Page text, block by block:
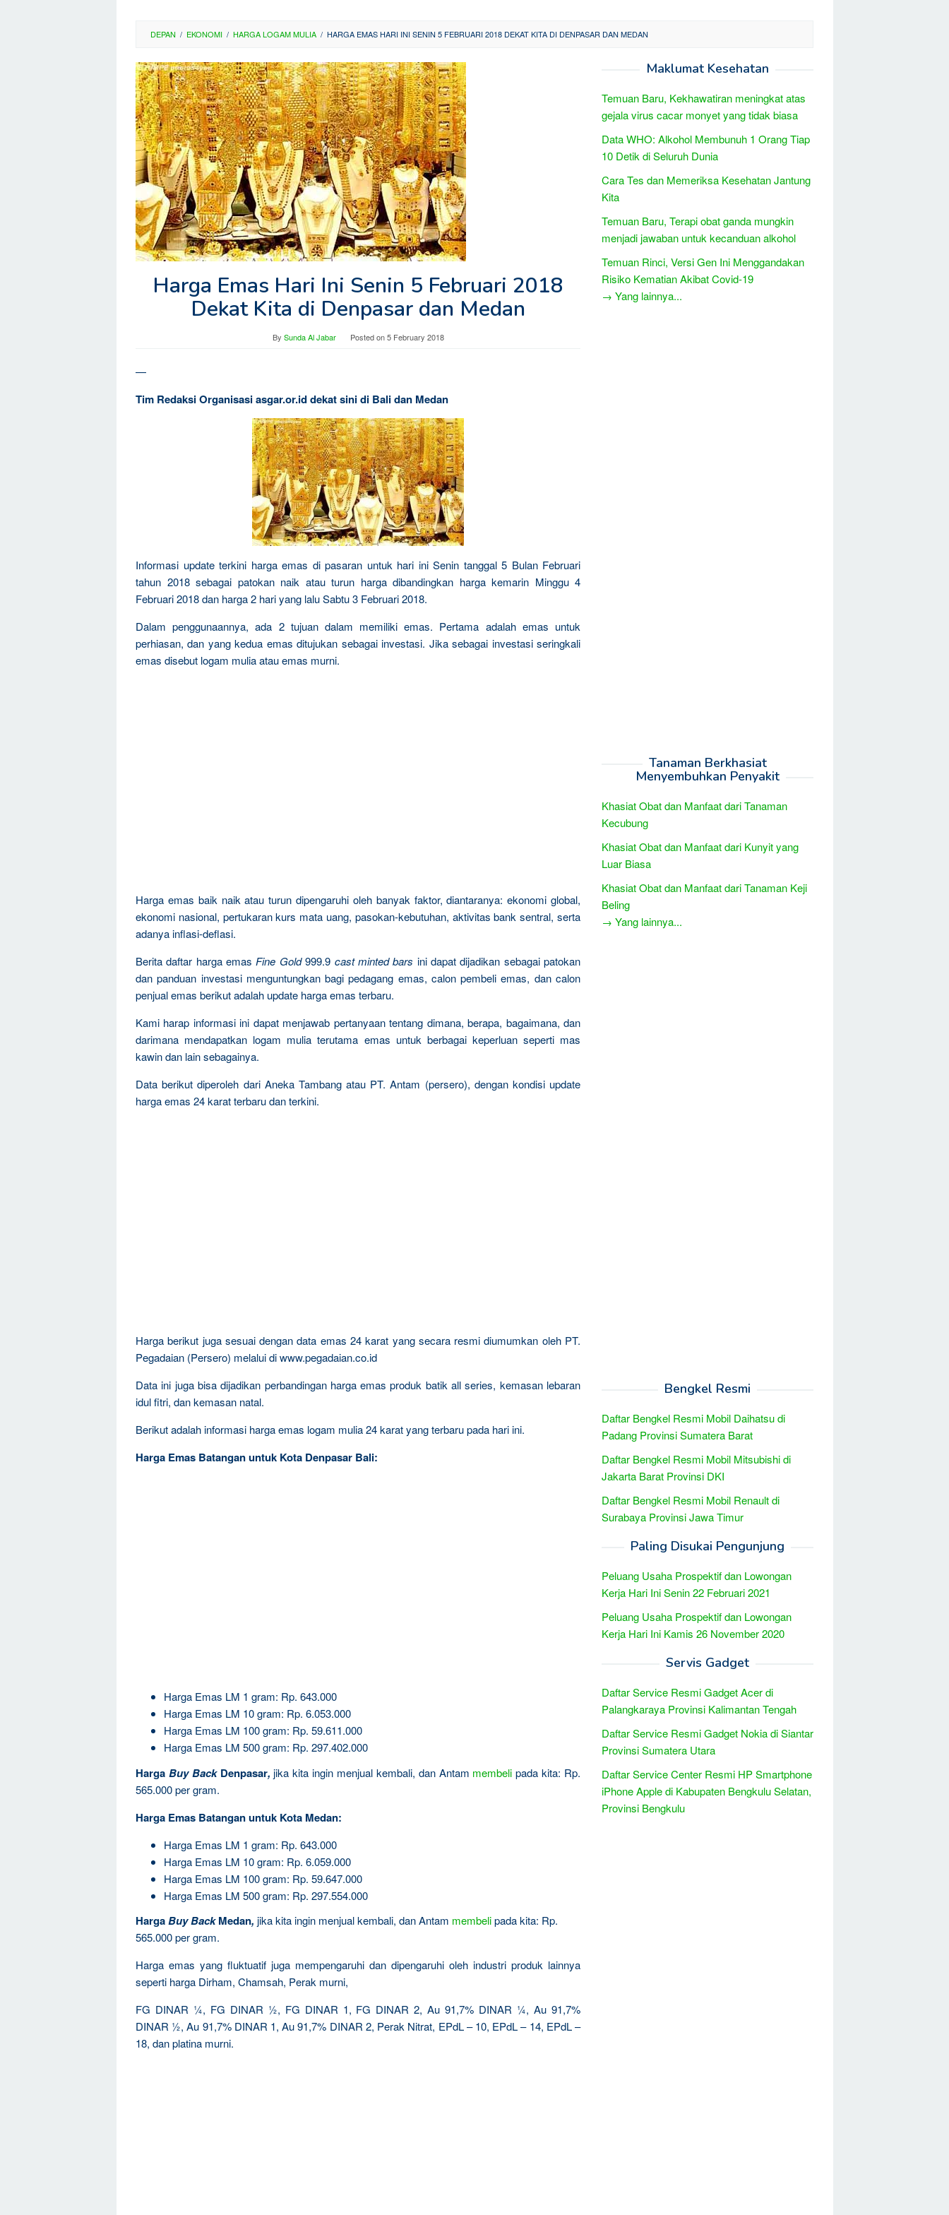
DEPAN / EKONOMI / HARGA LOGAM MULIA / HARGA EMAS HARI INI SENIN 5 FEBRUARI 2018 DEKAT KITA DI DENPASAR DAN MEDAN
Harga Emas Hari Ini Senin 5 Februari 2018
Dekat Kita di Denpasar dan Medan
By Sunda Al Jabar Posted on5 February 2018
—
Tim Redaksi Organisasi asgar.or.id dekat sini di Bali dan Medan
Informasi update terkini harga emas di pasaran untuk hari ini Senin tanggal 5 Bulan Februari
tahun 2018 sebagai patokan naik atau turun harga dibandingkan harga kemarin Minggu 4
Februari 2018 dan harga 2 hari yang lalu Sabtu 3 Februari 2018.
Dalam penggunaannya, ada 2 tujuan dalam memiliki emas. Pertama adalah emas untuk
perhiasan, dan yang kedua emas ditujukan sebagai investasi. Jika sebagai investasi seringkali
emas disebut logam mulia atau emas murni.
Harga emas baik naik atau turun dipengaruhi oleh banyak faktor, diantaranya: ekonomi global,
ekonomi nasional, pertukaran kurs mata uang, pasokan-kebutuhan, aktivitas bank sentral, serta
adanya inflasi-deflasi.
Berita daftar harga emas Fine Gold999.9 cast minted bars ini dapat dijadikan sebagai patokan
dan panduan investasi menguntungkan bagi pedagang emas, calon pembeli emas, dan calon
penjual emas berikut adalah update harga emas terbaru.
Kami harap informasi ini dapat menjawab pertanyaan tentang dimana, berapa, bagaimana, dan
darimana mendapatkan logam mulia terutama emas untuk berbagai keperluan seperti mas
kawin dan lain sebagainya.
Data berikut diperoleh dari Aneka Tambang atau PT. Antam (persero), dengan kondisi update
harga emas 24 karat terbaru dan terkini.
Harga berikut juga sesuai dengan data emas 24 karat yang secara resmi diumumkan oleh PT.
Pegadaian (Persero) melalui di www.pegadaian.co.id
Data ini juga bisa dijadikan perbandingan harga emas produk batik all series, kemasan lebaran
idul fitri, dan kemasan natal.
Berikut adalah informasi harga emas logam mulia 24 karat yang terbaru pada hari ini.
Harga Emas Batangan untuk Kota Denpasar Bali:
Harga Emas LM 1 gram: Rp. 643.000
Harga Emas LM 10 gram: Rp. 6.053.000
Harga Emas LM 100 gram: Rp. 59.611.000
Harga Emas LM 500 gram: Rp. 297.402.000
Harga Buy Back Denpasar, jika kita ingin menjual kembali, dan Antam membeli pada kita: Rp.
565.000 per gram.
Harga Emas Batangan untuk Kota Medan:
Harga Emas LM 1 gram: Rp. 643.000
Harga Emas LM 10 gram: Rp. 6.059.000
Harga Emas LM 100 gram: Rp. 59.647.000
Harga Emas LM 500 gram: Rp. 297.554.000
HargaBuy BackMedan, jika kita ingin menjual kembali, dan Antam membelipada kita: Rp.
565.000 per gram.
Harga emas yang fluktuatif juga mempengaruhi dan dipengaruhi oleh industri produk lainnya
seperti harga Dirham, Chamsah, Perak murni,
FG DINAR ¼, FG DINAR ½, FG DINAR 1, FG DINAR 2, Au 91,7% DINAR ¼, Au 91,7%
DINAR ½, Au 91,7% DINAR 1, Au 91,7% DINAR 2, Perak Nitrat, EPdL – 10, EPdL – 14, EPdL –
18, dan platina murni.
Maklumat Kesehatan
Temuan Baru, Kekhawatiran meningkat atas
gejala virus cacar monyet yang tidak biasa
Data WHO: Alkohol Membunuh 1 Orang Tiap
10 Detik di Seluruh Dunia
Cara Tes dan Memeriksa Kesehatan Jantung
Kita
Temuan Baru, Terapi obat ganda mungkin
menjadi jawaban untuk kecanduan alkohol
Temuan Rinci, Versi Gen Ini Menggandakan
Risiko Kematian Akibat Covid-19
→ Yang lainnya...
Tanaman Berkhasiat
Menyembuhkan Penyakit
Khasiat Obat dan Manfaat dari Tanaman
Kecubung
Khasiat Obat dan Manfaat dari Kunyit yang
Luar Biasa
Khasiat Obat dan Manfaat dari Tanaman Keji
Beling
→ Yang lainnya...
Bengkel Resmi
Daftar Bengkel Resmi Mobil Daihatsu di
Padang Provinsi Sumatera Barat
Daftar Bengkel Resmi Mobil Mitsubishi di
Jakarta Barat Provinsi DKI
Daftar Bengkel Resmi Mobil Renault di
Surabaya Provinsi Jawa Timur
Paling Disukai Pengunjung
Peluang Usaha Prospektif dan Lowongan
Kerja Hari Ini Senin 22 Februari 2021
Peluang Usaha Prospektif dan Lowongan
Kerja Hari Ini Kamis 26 November 2020
Servis Gadget
Daftar Service Resmi Gadget Acer di
Palangkaraya Provinsi Kalimantan Tengah
Daftar Service Resmi Gadget Nokia di Siantar
Provinsi Sumatera Utara
Daftar Service Center Resmi HP Smartphone
iPhone Apple di Kabupaten Bengkulu Selatan,
Provinsi Bengkulu